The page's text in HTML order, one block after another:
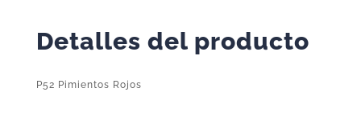
Detalles del producto
P52 Pimientos Rojos